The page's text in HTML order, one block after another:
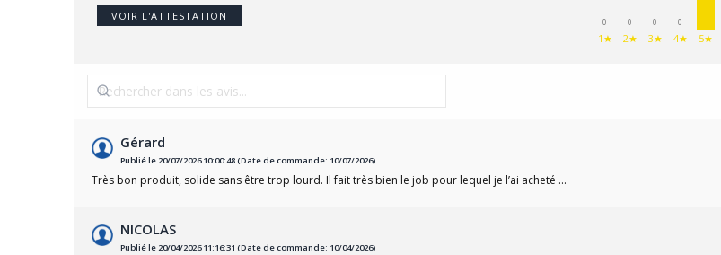
VOIR L'ATTESTATION 0
1★
0
2★
0
3★
0
4★ 5★
Gérard
Publié le 20/07/2026 10:00:48 (Date de commande: 10/07/2026)
Très bon produit, solide sans être trop lourd. Il fait très bien le job pour lequel je l’ai acheté ...
NICOLAS
Publié le 20/04/2026 11:16:31 (Date de commande: 10/04/2026)